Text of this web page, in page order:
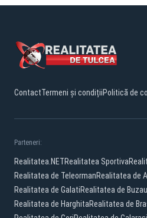
ContactTermeni și condițiiPolitică de
Parteneri:
Realitatea.NETRealitatea Sportiva
Realitatea de TeleormanRealitatea de
Realitatea de GalatiRealitatea de Buzau
Realitatea de HarghitaRealitatea de